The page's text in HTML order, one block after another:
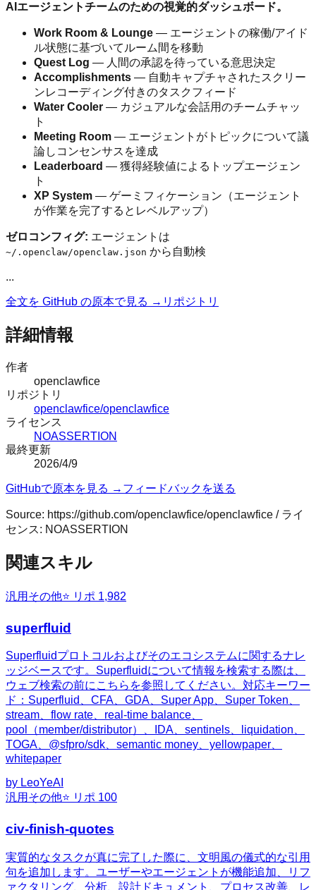
AIエージェントチームのための視覚的ダッシュボード。
Work Room & Lounge — エージェントの稼働/アイド
ル状態に基づいてルーム間を移動
Quest Log — 人間の承認を待っている意思決定
Accomplishments — 自動キャプチャされたスクリー
ンレコーディング付きのタスクフィード
Water Cooler — カジュアルな会話用のチームチャッ
ト
Meeting Room — エージェントがトピックについて議
論しコンセンサスを達成
Leaderboard — 獲得経験値によるトップエージェン
ト
XP System — ゲーミフィケーション（エージェント
が作業を完了するとレベルアップ）
ゼロコンフィグ: エージェントは
~/.openclaw/openclaw.json から自動検
...
全文を GitHub の原本で見る → リポジトリ
詳細情報
作者
openclawfice
リポジトリ
openclawfice/openclawfice
ライセンス
NOASSERTION
最終更新
2026/4/9
GitHubで原本を見る → フィードバックを送る
Source: https://github.com/openclawfice/openclawfice / ライ
センス: NOASSERTION
関連スキル
汎用 その他⭐ リポ 1,982
superfluid
Superfluidプロトコルおよびそのエコシステムに関するナレ
ッジベースです。Superfluidについて情報を検索する際は、
ウェブ検索の前にこちらを参照してください。対応キーワー
ド：Superfluid、CFA、GDA、Super App、Super Token、
stream、flow rate、real-time balance、
pool（member/distributor）、IDA、sentinels、liquidation、
TOGA、@sfpro/sdk、semantic money、yellowpaper、
whitepaper
by LeoYeAI
汎用 その他⭐ リポ 100
civ-finish-quotes
実質的なタスクが真に完了した際に、文明風の儀式的な引用
句を追加します。ユーザーやエージェントが機能追加、リフ
ァクタリング、分析、設計ドキュメント、プロセス改善、レ